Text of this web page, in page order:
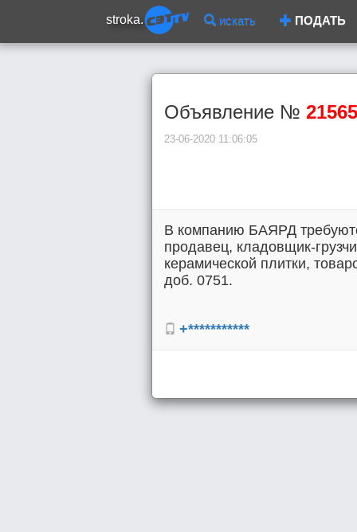
stroka. искать ПОДАТЬ
Объявление № 21565
23-06-2020 11:06:05
В компанию БАЯРД
продавец, кладовщик-
керамической плитки,
доб. 0751.
+***********